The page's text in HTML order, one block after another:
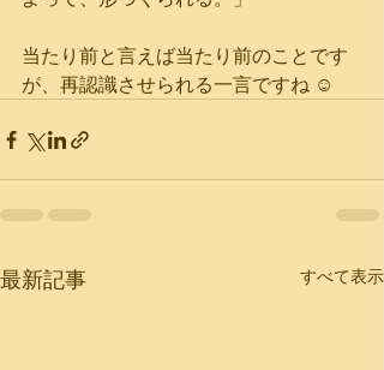
当たり前と言えば当たり前のことです
が、再認識させられる一言ですね ☺
最新記事 すべて表示